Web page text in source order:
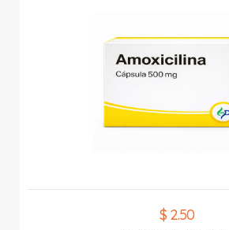
$ 2.50